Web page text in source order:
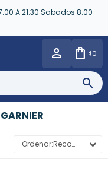
A 21:30 Sabados 8:00
$0
Recomendados